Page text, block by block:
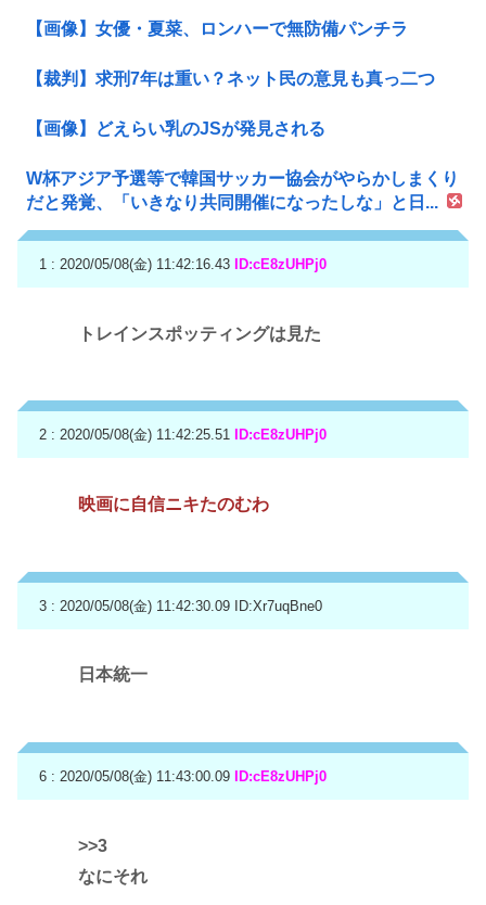
【画像】女優・夏菜、ロンハーで無防備パンチラ
【裁判】求刑7年は重い？ネット民の意見も真っ二つ
【画像】どえらい乳のJSが発見される
W杯アジア予選等で韓国サッカー協会がやらかしまくり
だと発覚、「いきなり共同開催になったしな」と日...
1 : 2020/05/08(金) 11:42:16.43 ID:cE8zUHPj0
トレインスポッティングは見た
2 : 2020/05/08(金) 11:42:25.51 ID:cE8zUHPj0
映画に自信ニキたのむわ
3 : 2020/05/08(金) 11:42:30.09 ID:Xr7uqBne0
日本統一
6 : 2020/05/08(金) 11:43:00.09 ID:cE8zUHPj0
>>3
なにそれ